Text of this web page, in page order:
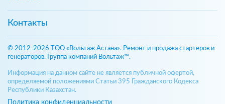
Контакты
© 2012-2026 ТОО «Вольтаж Астана». Ремонт и продажа стартеров и
генераторов. Группа компаний Вольтаж™.
Информация на данном сайте не является публичной офертой,
определяемой положениями Статьи 395 Гражданского Кодекса
Республики Казахстан.
Политика конфиденциальности